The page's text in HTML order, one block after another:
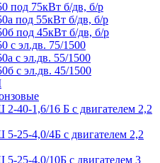
под 75кВт б/дв, б/р
под 55кВт б/дв, б/р
под 45кВт б/дв, б/р
с эл.дв. 75/1500
с эл.дв. 55/1500
с эл.дв. 45/1500
40-1,6/16 Б с двигателем 2,2
25-4,0/4Б с двигателем 2,2
25-4,0/10Б с двигателем 3